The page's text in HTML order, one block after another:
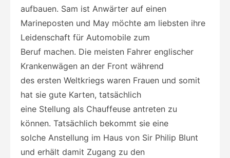
aufbauen. Sam ist Anwärter auf einen
Marineposten und May möchte am liebsten ihre
Leidenschaft für Automobile zum
Beruf machen. Die meisten Fahrer englischer
Krankenwägen an der Front während
des ersten Weltkriegs waren Frauen und somit
hat sie gute Karten, tatsächlich
eine Stellung als Chauffeuse antreten zu
können. Tatsächlich bekommt sie eine
solche Anstellung im Haus von Sir Philip Blunt
und erhält damit Zugang zu den